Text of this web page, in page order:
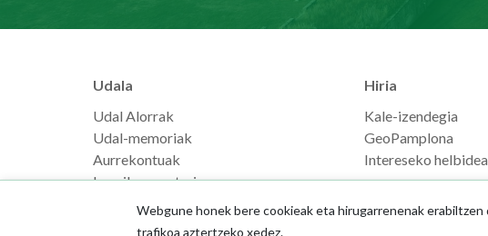
Udala
Udal Alorrak
Udal-memoriak
Aurrekontuak
Langilearen ataria
Hiria
Kale-izendegia
GeoPamplona
Intereseko
Webgune honek bere cookieak eta hirugarrenenak
trafikoa aztertzeko xedez.